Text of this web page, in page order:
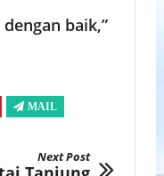
baik,”
MAIL
Next Post